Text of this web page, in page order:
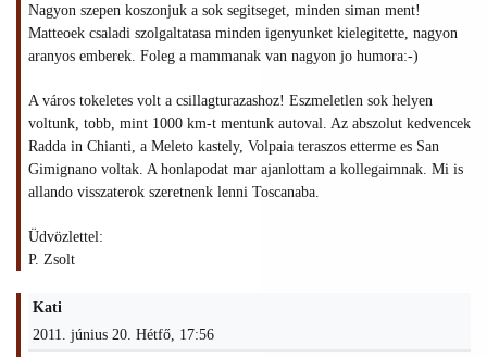
Nagyon szepen koszonjuk a sok segitseget, minden siman ment!
Matteoek csaladi szolgaltatasa minden igenyunket kielegitette, nagyon
aranyos emberek. Foleg a mammanak van nagyon jo humora:-)
A város tokeletes volt a csillagturazashoz! Eszmeletlen sok helyen
voltunk, tobb, mint 1000 km-t mentunk autoval. Az abszolut kedvencek
Radda in Chianti, a Meleto kastely, Volpaia teraszos etterme es San
Gimignano voltak. A honlapodat mar ajanlottam a kollegaimnak. Mi is
allando visszaterok szeretnenk lenni Toscanaba.
Üdvözlettel:
P. Zsolt
Kati
2011. június 20. Hétfő, 17:56